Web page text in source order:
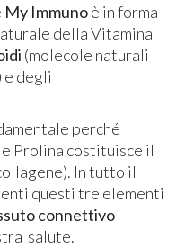
My Immunoè in forma
della Vitamina
(molecole naturali
e degli
perché
Prolina costituisce il
In tutto il
questi tre elementi
connettivo
salute.